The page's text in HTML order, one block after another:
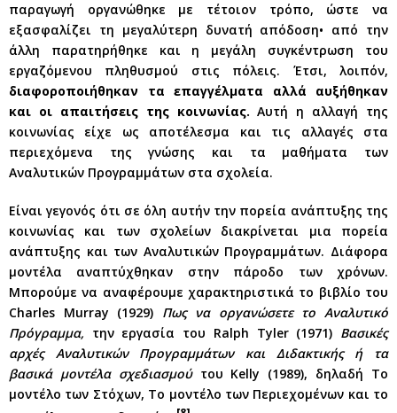
παραγωγή οργανώθηκε με τέτοιον τρόπο, ώστε να
εξασφαλίζει τη μεγαλύτερη δυνατή απόδοση• από την
άλλη παρατηρήθηκε και η μεγάλη συγκέντρωση του
εργαζόμενου πληθυσμού στις πόλεις. Έτσι, λοιπόν,
διαφοροποιήθηκαν τα επαγγέλματα αλλά αυξήθηκαν
και οι απαιτήσεις της κοινωνίας. Αυτή η αλλαγή της
κοινωνίας είχε ως αποτέλεσμα και τις αλλαγές στα
περιεχόμενα της γνώσης και τα μαθήματα των
Αναλυτικών Προγραμμάτων στα σχολεία.
Είναι γεγονός ότι σε όλη αυτήν την πορεία ανάπτυξης της
κοινωνίας και των σχολείων διακρίνεται μια πορεία
ανάπτυξης και των Αναλυτικών Προγραμμάτων. Διάφορα
μοντέλα αναπτύχθηκαν στην πάροδο των χρόνων.
Μπορούμε να αναφέρουμε χαρακτηριστικά το βιβλίο του
Charles Murray (1929) Πως να οργανώσετε το Αναλυτικό
Πρόγραμμα, την εργασία του Ralph Tyler (1971) Βασικές
αρχές Αναλυτικών Προγραμμάτων και Διδακτικής ή τα
βασικά μοντέλα σχεδιασμούτου Kelly (1989), δηλαδή Το
μοντέλο των Στόχων, Το μοντέλο των Περιεχομένων και το